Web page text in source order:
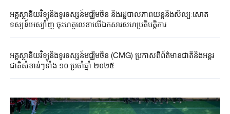
អគ្គស្ថានីយវិទ្យុនិងទូរទស្សន៍មជ្ឈិមចិន និងរដ្ឋបាលភាពយន្តនិងសិល្បៈសោត
ទស្សន៍អេស្ប៉ាញ ចុះហត្ថលេខាលើឯកសារសហប្រតិបត្តិការ
អគ្គស្ថានីយ​វិទ្យុ​និ​ងទូរទស្សន៍​មជ្ឈិម​ចិន​ (CMG) ប្រកាសពី​​ព័ត៌មានជាតិ​និង​អន្តរ
ជាតិសំខាន់ៗទាំង​​ ១០ ​​​ប្រចាំ​ឆ្នាំ ២០២៥